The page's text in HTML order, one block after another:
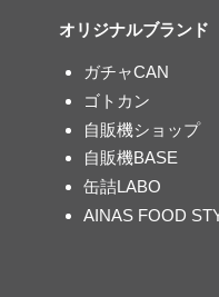
オリジナルブランド
ガチャCAN
ゴトカン
自販機ショップ
自販機BASE
缶詰LABO
AINAS FOOD